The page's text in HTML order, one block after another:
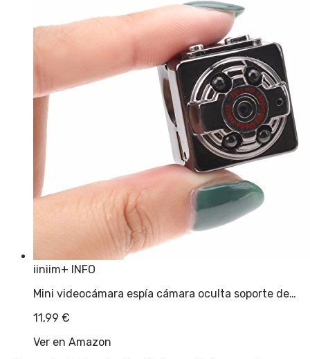
iiniim+ INFO
Mini videocámara espía cámara oculta soporte de…
11,99 €
Ver en Amazon